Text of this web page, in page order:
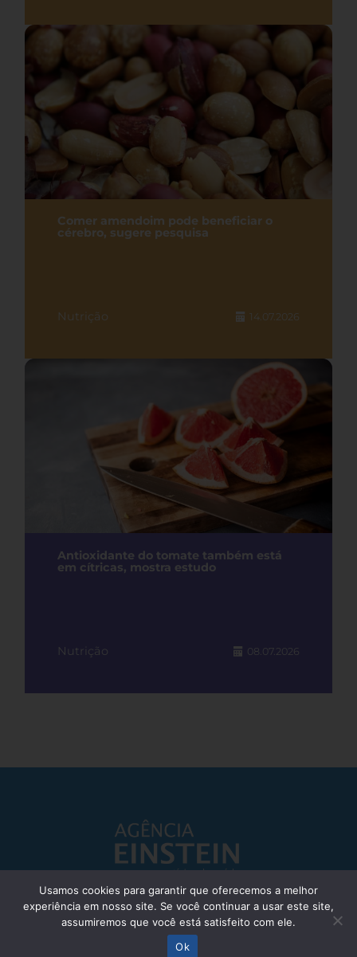
Comer amendoim pode beneficiar o
cérebro, sugere pesquisa
Nutrição 14.07.2026
Antioxidante do tomate também está
em cítricas, mostra estudo
Nutrição 08.07.2026
Responsável Técnico: Dr. Eliezer Silva - CRM: 85148-SP
© Einstein Hospital Israelita 2025 - Todos os direitos reservados
Usamos cookies para garantir que oferecemos a melhor
experiência em nosso site. Se você continuar a usar este site,
assumiremos que você está satisfeito com ele.
Ok